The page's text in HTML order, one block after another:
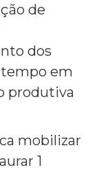
de
dos
em
produtiva
mobilizar
1